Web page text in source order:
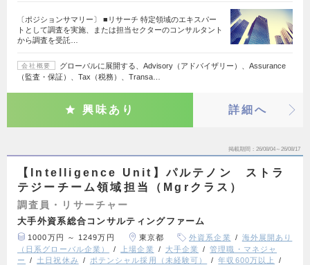
〔ポジションサマリー〕 ■リサーチ 特定領域のエキスパー
トとして調査を実施、または担当セクターのコンサルタント
から調査を受託…
会社概要
グローバルに展開する、Advisory（アドバイザリー）、Assurance
（監査・保証）、Tax（税務）、Transa…
興味あり 詳細へ
掲載期間 26/08/04～26/08/17
【Intelligence Unit】パルテノン ストラ
テジーチーム領域担当（Mgrクラス）
調査員・リサーチャー
大手外資系総合コンサルティングファーム
1000万円 ～ 1249万円 東京都 外資系企業
海外展開あり
（日系グローバル企業）
上場企業 大手企業
管理職・マネジャ
ー
土日祝休み ポテンシャル採用（未経験可）
年収600万以上